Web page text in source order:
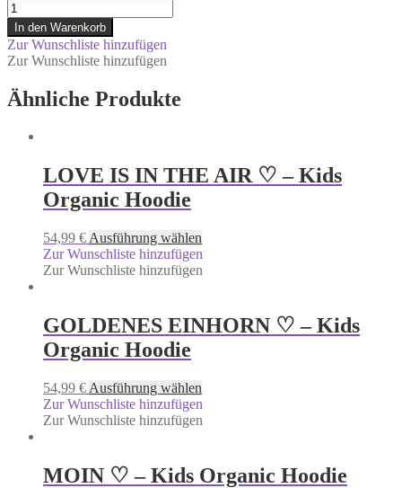
In den Warenkorb
Zur Wunschliste hinzufügen
Zur Wunschliste hinzufügen
Ähnliche Produkte
LOVE IS IN THE AIR ♡ – Kids
Organic Hoodie
54,99 € Ausführung wählen
Zur Wunschliste hinzufügen
Zur Wunschliste hinzufügen
GOLDENES EINHORN ♡ – Kids
Organic Hoodie
54,99 € Ausführung wählen
Zur Wunschliste hinzufügen
Zur Wunschliste hinzufügen
MOIN ♡ – Kids Organic Hoodie